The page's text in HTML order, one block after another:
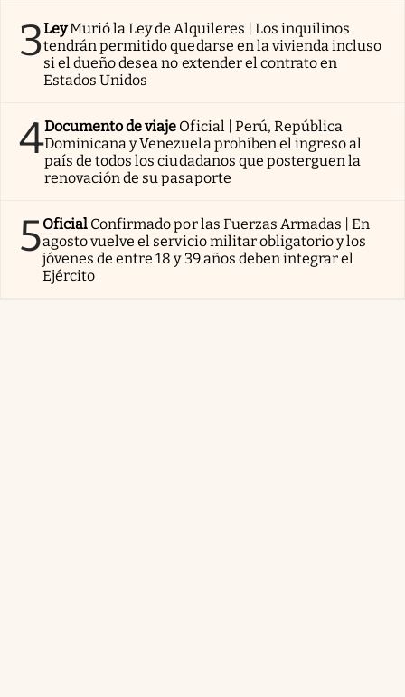
3LeyMurió la Ley de Alquileres | Los inquilinos
tendrán permitido quedarse en la vivienda incluso
si el dueño desea no extender el contrato en
Estados Unidos
4Documento de viaje Oficial | Perú, República
Dominicana y Venezuela prohíben el ingreso al
país de todos los ciudadanos que posterguen la
renovación de su pasaporte
5Oficial Confirmado por las Fuerzas Armadas | En
agosto vuelve el servicio militar obligatorio y los
jóvenes de entre 18 y 39 años deben integrar el
Ejército